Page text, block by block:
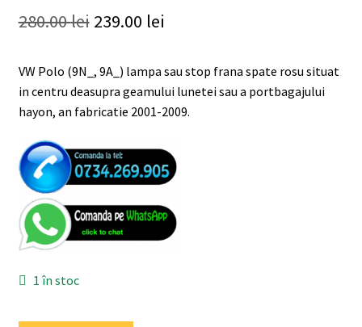
280.00lei Prețul
a
fost:
239.00 lei
este:
239.00 lei.
VW Polo (9N_, 9A_) lampa sau stop frana spate rosu situat
in centru deasupra geamului lunetei sau a portbagajului
hayon, an fabricatie 2001-2009.
1 în stoc